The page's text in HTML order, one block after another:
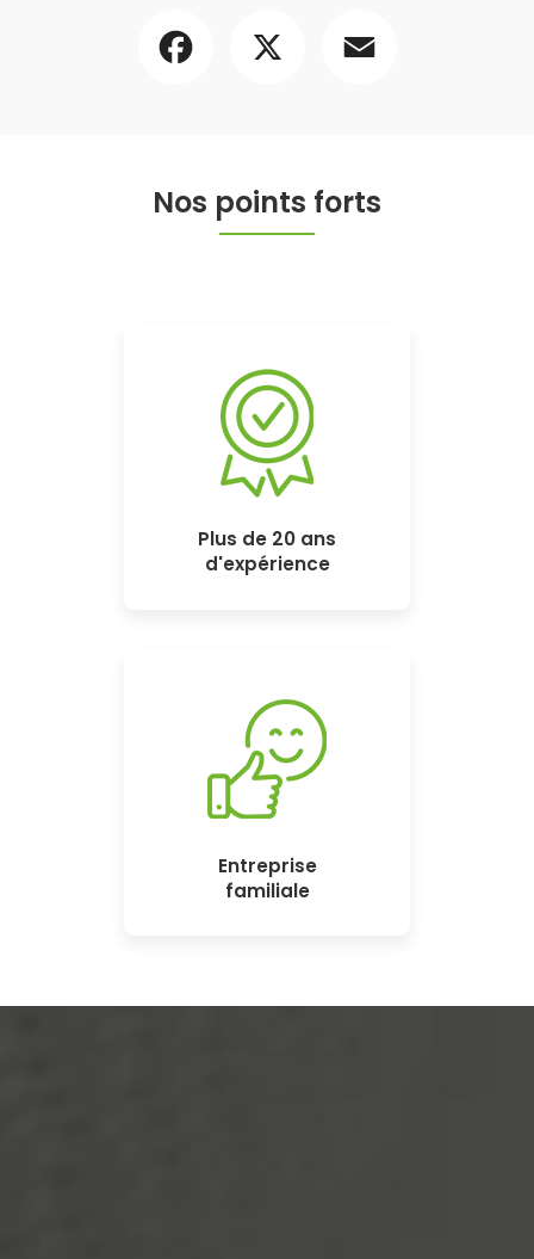
Nos points forts
Plus de 20 ans
d'expérience
Entreprise
familiale